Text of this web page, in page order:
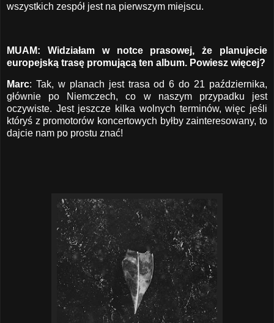
wszystkich zespół jest na pierwszym miejscu.
MUAM: Widziałam w notce prasowej, że planujecie
europejską trasę promującą ten album. Powiesz więcej?
Marc: Tak, w planach jest trasa od 6 do 21 października,
głównie po Niemczech, co w naszym przypadku jest
oczywiste. Jest jeszcze kilka wolnych terminów, więc jeśli
któryś z promotorów koncertowych byłby zainteresowany, to
dajcie nam po prostu znać!